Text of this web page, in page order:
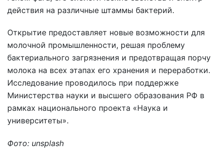
действия на различные штаммы бактерий.
Открытие предоставляет новые возможности для
молочной промышленности, решая проблему
бактериального загрязнения и предотвращая порчу
молока на всех этапах его хранения и переработки.
Исследование проводилось при поддержке
Министерства науки и высшего образования РФ в
рамках национального проекта «Наука и
университеты».
Фото: unsplash